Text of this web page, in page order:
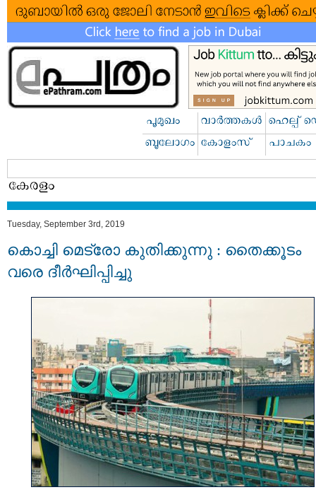
Tuesday, September 3rd, 2019
കൊച്ചി മെട്രോ കുതിക്കുന്നു : തൈക്കൂടം
വരെ ദീര്‍ഘിപ്പിച്ചു